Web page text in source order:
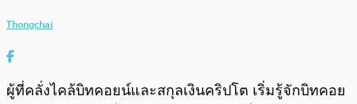
Thongchai
ผู้ที่คลั่งไคล้บิทคอยน์และสกุลเงินคริปโต เริ่มรู้จักบิทคอย